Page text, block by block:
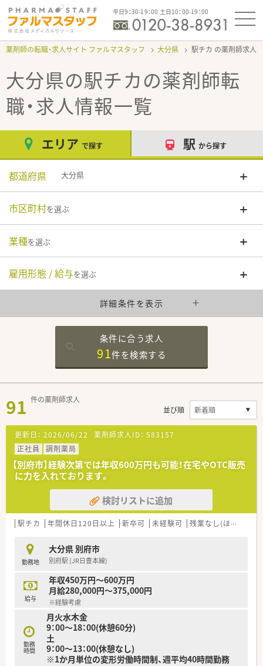
平日9：30-19：00 土日10：00-19：00
薬剤師の転職・求人サイト ファルマスタッフ 大分県 駅チカ
大分県の駅チカの薬剤師転
職・求人情報一覧
エリア で探す 駅 から探す
都道府県 大分県
市区町村を選ぶ
業種を選ぶ
雇用形態 / 給与を選ぶ
詳細条件を表示
条件に合う求人
91件を検索する
91 件の薬剤師求人
並び順
更新日： 2026/06/22 薬剤師求人ID： 583157
正社員
調剤薬局
【別府市】経験次第では年収600万円も可能！在宅やOTC販売
に力を入れております。
検討リストに追加
駅チカ 年間休日120日以上 新卒可 未経験可 残業なし(ほぼなし含む)
勤務地
大分県 別府市
別府駅 (JR日豊本線)
給与
年収450万円～600万円
月給280,000円～375,000円
※経験考慮
勤務
時間
月火水木金
9：00～18：00(休憩60分)
土
9：00～13：00(休憩なし)
※1か月単位の変形労働時間制、週平均40時間勤務